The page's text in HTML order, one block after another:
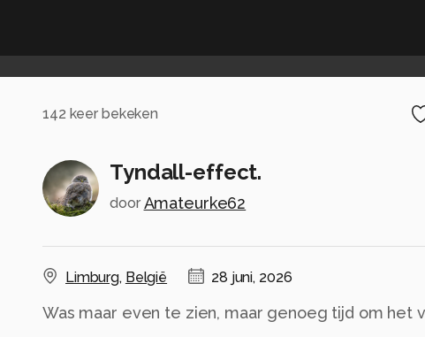
142 keer bekeken
Tyndall-effect.
door Amateurke62
Limburg, België 28 juni, 2026
Was maar even te zien, maar genoeg tijd om het